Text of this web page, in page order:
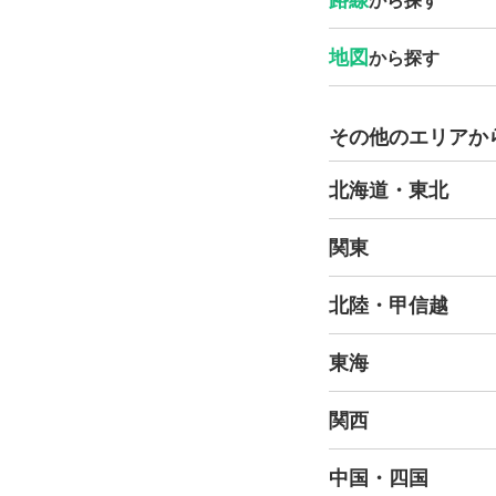
地図から探す
その他のエリアか
北海道・東北
関東
北陸・甲信越
東海
関西
中国・四国